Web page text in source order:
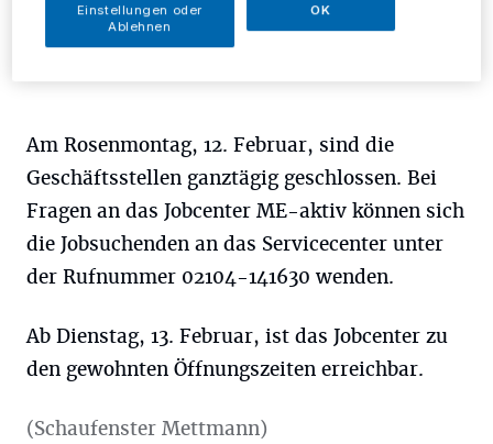
Am Rosenmontag, 12. Februar, sind die
Geschäftsstellen ganztägig geschlossen. Bei
Fragen an das Jobcenter ME-aktiv können sich
die Jobsuchenden an das Servicecenter unter
der Rufnummer 02104-141630 wenden.
Ab Dienstag, 13. Februar, ist das Jobcenter zu
den gewohnten Öffnungszeiten erreichbar.
(Schaufenster Mettmann)
Einstellungen oder
Ablehnen
OK